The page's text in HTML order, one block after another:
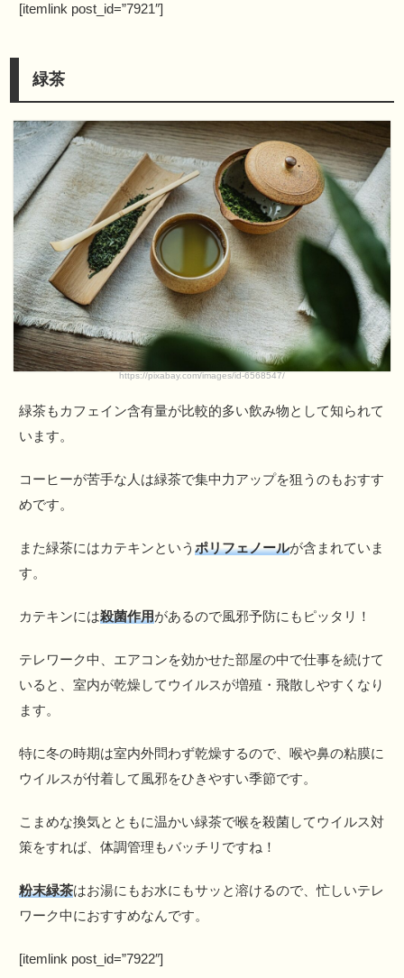
[itemlink post_id=”7921″]
緑茶
https://pixabay.com/images/id-6568547/
緑茶もカフェイン含有量が比較的多い飲み物として知られて
います。
コーヒーが苦手な人は緑茶で集中力アップを狙うのもおすす
めです。
また緑茶にはカテキンというポリフェノールが含まれていま
す。
カテキンには殺菌作用があるので風邪予防にもピッタリ！
テレワーク中、エアコンを効かせた部屋の中で仕事を続けて
いると、室内が乾燥してウイルスが増殖・飛散しやすくなり
ます。
特に冬の時期は室内外問わず乾燥するので、喉や鼻の粘膜に
ウイルスが付着して風邪をひきやすい季節です。
こまめな換気とともに温かい緑茶で喉を殺菌してウイルス対
策をすれば、体調管理もバッチリですね！
粉末緑茶はお湯にもお水にもサッと溶けるので、忙しいテレ
ワーク中におすすめなんです。
[itemlink post_id=”7922″]